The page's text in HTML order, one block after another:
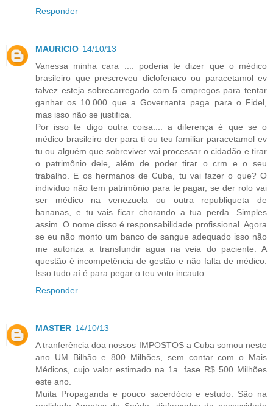
Responder
MAURICIO 14/10/13
Vanessa minha cara .... poderia te dizer que o médico
brasileiro que prescreveu diclofenaco ou paracetamol ev
talvez esteja sobrecarregado com 5 empregos para tentar
ganhar os 10.000 que a Governanta paga para o Fidel,
mas isso não se justifica.
Por isso te digo outra coisa.... a diferença é que se o
médico brasileiro der para ti ou teu familiar paracetamol ev
tu ou alguém que sobreviver vai processar o cidadão e tirar
o patrimônio dele, além de poder tirar o crm e o seu
trabalho. E os hermanos de Cuba, tu vai fazer o que? O
indivíduo não tem patrimônio para te pagar, se der rolo vai
ser médico na venezuela ou outra republiqueta de
bananas, e tu vais ficar chorando a tua perda. Simples
assim. O nome disso é responsabilidade profissional. Agora
se eu não monto um banco de sangue adequado isso não
me autoriza a transfundir agua na veia do paciente. A
questão é incompetência de gestão e não falta de médico.
Isso tudo aí é para pegar o teu voto incauto.
Responder
MASTER 14/10/13
A tranferência doa nossos IMPOSTOS a Cuba somou neste
ano UM Bilhão e 800 Milhões, sem contar com o Mais
Médicos, cujo valor estimado na 1a. fase R$ 500 Milhões
este ano.
Muita Propaganda e pouco sacerdócio e estudo. São na